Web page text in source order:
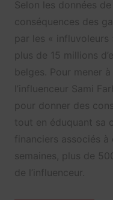
Selon les données
conséquences des
par les «
plus de 15 millions
belges. Pour mener
l’influenceur Sami
pour donner des
tout en éduquant sa
financiers associés
semaines, plus de
de l’influenceur.